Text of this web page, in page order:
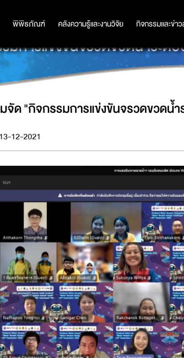
พิพิธภัณฑ์ คลังความรู้และงานวิจัย กิจกรรมและข่า
พิพิธภัณฑ์ คลังความรู้และงานวิจัย กิจกรรมและข่า
มการแข่งขันจรวดขวดน้ำระดับ
จัด "กิจกรรมการแข่งขันจรวดขวดน้ำ
13-12-2021